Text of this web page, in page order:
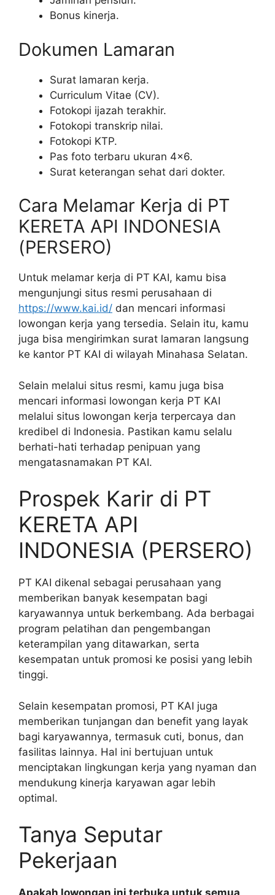
Bonus kinerja.
Dokumen Lamaran
Surat lamaran kerja.
Curriculum Vitae (CV).
Fotokopi ijazah terakhir.
Fotokopi transkrip nilai.
Fotokopi KTP.
Pas foto terbaru ukuran 4×6.
Surat keterangan sehat dari dokter.
Cara Melamar Kerja di PT
KERETA API INDONESIA
(PERSERO)
Untuk melamar kerja di PT KAI, kamu bisa
mengunjungi situs resmi perusahaan di
https://www.kai.id/ dan mencari informasi
lowongan kerja yang tersedia. Selain itu, kamu
juga bisa mengirimkan surat lamaran langsung
ke kantor PT KAI di wilayah Minahasa Selatan.
Selain melalui situs resmi, kamu juga bisa
mencari informasi lowongan kerja PT KAI
melalui situs lowongan kerja terpercaya dan
kredibel di Indonesia. Pastikan kamu selalu
berhati-hati terhadap penipuan yang
mengatasnamakan PT KAI.
Prospek Karir di PT
KERETA API
INDONESIA (PERSERO)
PT KAI dikenal sebagai perusahaan yang
memberikan banyak kesempatan bagi
karyawannya untuk berkembang. Ada berbagai
program pelatihan dan pengembangan
keterampilan yang ditawarkan, serta
kesempatan untuk promosi ke posisi yang lebih
tinggi.
Selain kesempatan promosi, PT KAI juga
memberikan tunjangan dan benefit yang layak
bagi karyawannya, termasuk cuti, bonus, dan
fasilitas lainnya. Hal ini bertujuan untuk
menciptakan lingkungan kerja yang nyaman dan
mendukung kinerja karyawan agar lebih
optimal.
Tanya Seputar
Pekerjaan